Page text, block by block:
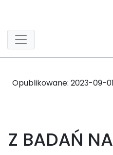
Opublikowane: 2023-09-01
Z BADAŃ